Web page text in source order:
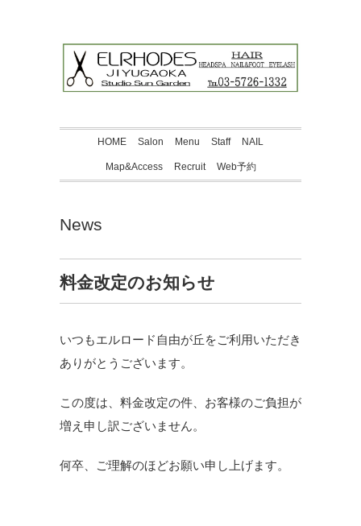
HOME Salon Menu Staff NAIL
Map&Access Recruit Web予約
News
料金改定のお知らせ
いつもエルロード自由が丘をご利用いただき
ありがとうございます。
この度は、料金改定の件、お客様のご負担が
増え申し訳ございません。
何卒、ご理解のほどお願い申し上げます。